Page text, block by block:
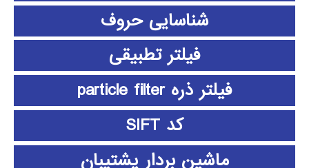
شناسایی حروف
فیلتر تطبیقی
فیلتر ذره particle filter
کد SIFT
ماشین بردار پشتیبان